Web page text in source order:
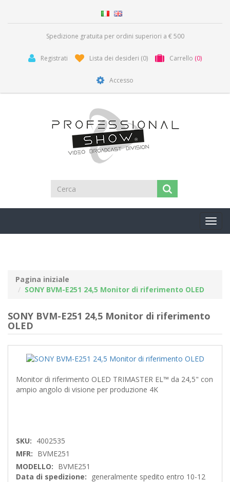
Spedizione gratuita per ordini superiori a € 500
Registrati Lista dei desideri (0) Carrello (0)
Accesso
Pagina iniziale
SONY BVM-E251 24,5 Monitor di riferimento OLED
SONY BVM-E251 24,5 Monitor di riferimento
OLED
Monitor di riferimento OLED TRIMASTER EL™ da 24,5" con
ampio angolo di visione per produzione 4K
SKU: 4002535
MFR: BVME251
MODELLO: BVME251
Data di spedizione:
generalmente spedito entro 10-12